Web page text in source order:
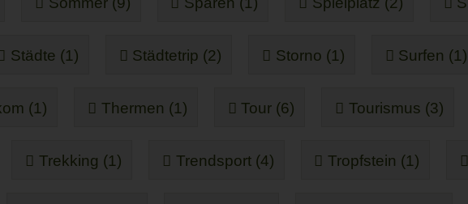
Städte (1) Städtetrip (2) Storno (1) Surfen (1)
(1) Thermen (1) Tour (6) Tourismus (3)
Trekking (1) Trendsport (4) Tropfstein (1)